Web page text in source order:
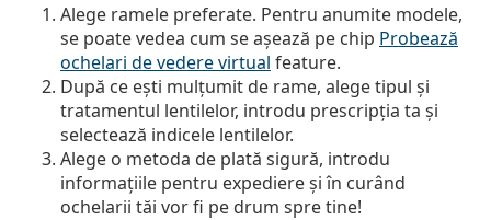
Alege ramele preferate. Pentru anumite modele,
se poate vedea cum se așează pe chip Probează
ochelari de vedere virtual feature.
După ce ești mulțumit de rame, alege tipul și
tratamentul lentilelor, introdu prescripția ta și
selectează indicele lentilelor.
Alege o metoda de plată sigură, introdu
informațiile pentru expediere și în curând
ochelarii tăi vor fi pe drum spre tine!